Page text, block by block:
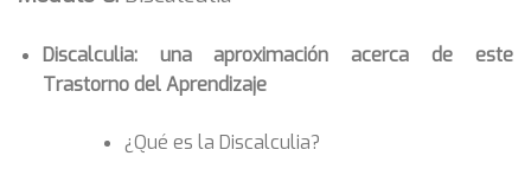
Discalculia: una aproximación acerca de este
Trastorno del Aprendizaje
¿Qué es la Discalculia?